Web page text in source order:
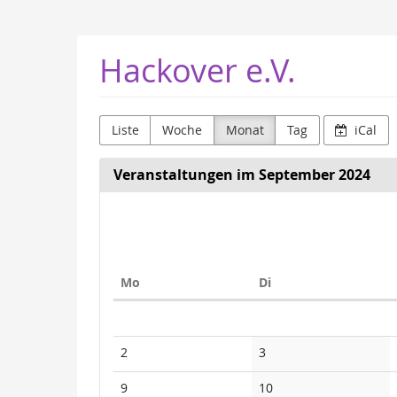
Hackover e.V.
Liste Woche Monat Tag iCal
Veranstaltungen im September 2024
Mo DiDienstag
2 3
9 10